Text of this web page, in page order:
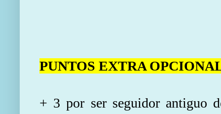
PUNTOS EXTRA
+ 3 por ser seguidor antiguo